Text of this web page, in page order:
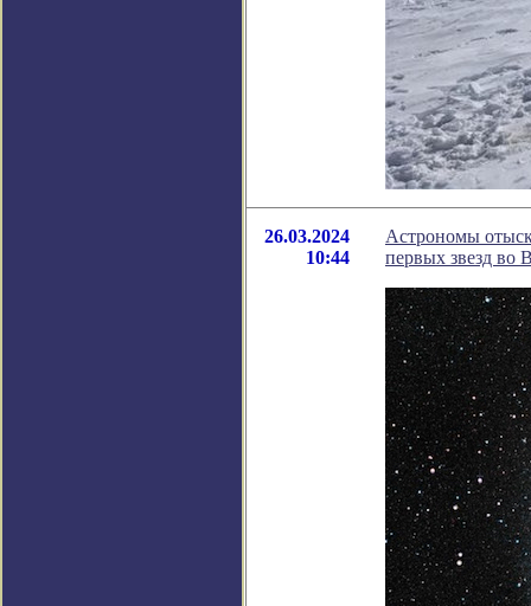
26.03.2024
10:44
Астрономы
первых звезд во